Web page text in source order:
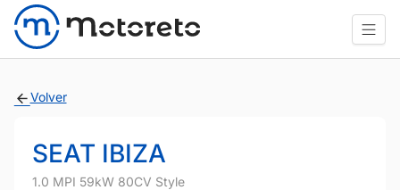
Volver
SEAT IBIZA
1.0 MPI 59kW 80CV Style